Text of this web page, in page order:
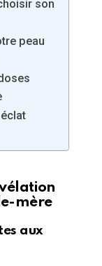
son
peau
mère
aux